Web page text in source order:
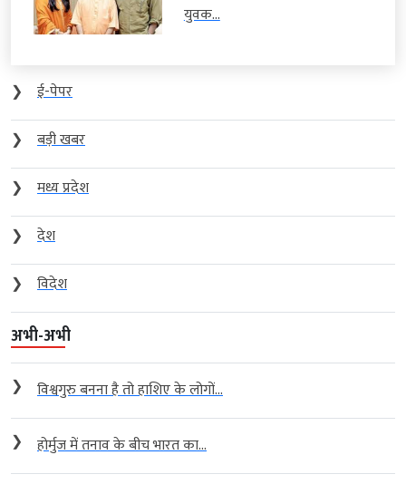
युवक...
❯
ई-पेपर
❯
बड़ी खबर
❯
मध्य प्रदेश
❯
देश
❯
विदेश
अभी-अभी
❯ विश्वगुरु बनना है तो हाशिए के लोगों...
❯ होर्मुज में तनाव के बीच भारत का...